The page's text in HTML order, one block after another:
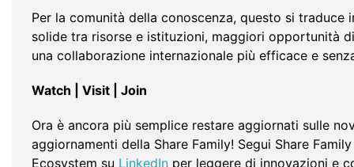
Per la comunità della conoscenza, questo si traduce
solide tra risorse e istituzioni, maggiori opportunità
una collaborazione internazionale più efficace e
Watch | Visit | Join
Ora è ancora più semplice restare aggiornati sulle
aggiornamenti della Share Family! Segui Share
Ecosystem su LinkedIn per leggere di innovazioni e